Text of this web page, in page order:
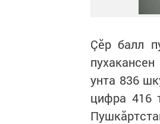
Çӗр балл
унта 836
цифра 416